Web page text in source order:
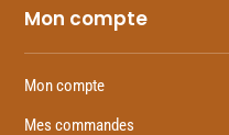
Mon compte
Mon compte
Mes commandes